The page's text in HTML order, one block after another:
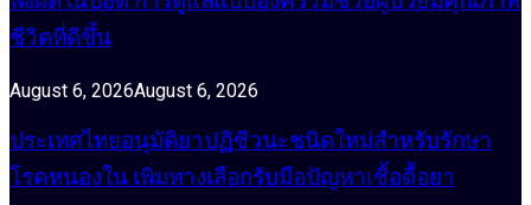
ชีวิตที่ดีขึ้น
August 6, 2026August 6, 2026
ประเทศไทยอนุมัติยาปฏิชีวนะชนิดใหม่สำหรับรักษา
โรคหนองใน เพิ่มทางเลือกรับมือปัญหาเชื้อดื้อยา